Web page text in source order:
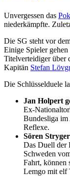
Unvergessen das
niederkämpfte.
Die SG steht vor
Einige Spieler
Titelverteidiger über
Kapitän Stefan
Die Schlüsselduele
Jan Holpert
Ex-
Bundesliga
Reflexe.
Sören
Das Duell der
Schweden
Fahrt, können
Lemgo mit elf